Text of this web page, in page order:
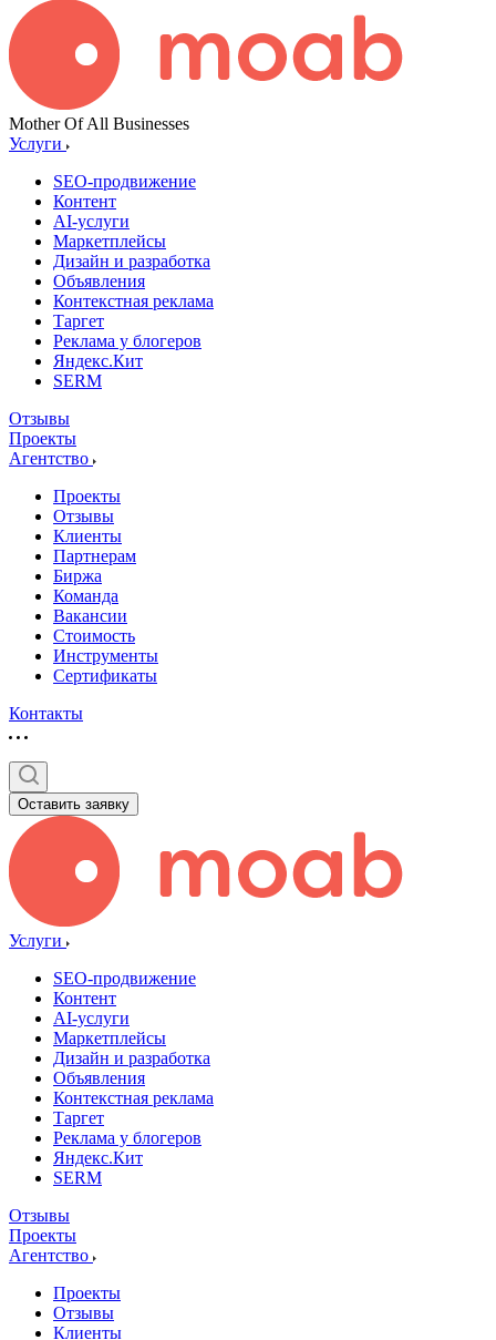
Mother Of All Businesses
Услуги
SEO-продвижение
Контент
AI-услуги
Маркетплейсы
Дизайн и разработка
Объявления
Контекстная реклама
Таргет
Реклама у блогеров
Яндекс.Кит
SERM
Отзывы
Проекты
Агентство
Проекты
Отзывы
Клиенты
Партнерам
Биржа
Команда
Вакансии
Стоимость
Инструменты
Сертификаты
Контакты
Оставить заявку
Услуги
SEO-продвижение
Контент
AI-услуги
Маркетплейсы
Дизайн и разработка
Объявления
Контекстная реклама
Таргет
Реклама у блогеров
Яндекс.Кит
SERM
Отзывы
Проекты
Агентство
Проекты
Отзывы
Клиенты